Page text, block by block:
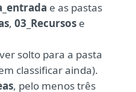
e as pastas
, 03_Recursos e
solto para a pasta
classificar ainda).
, pelo menos três